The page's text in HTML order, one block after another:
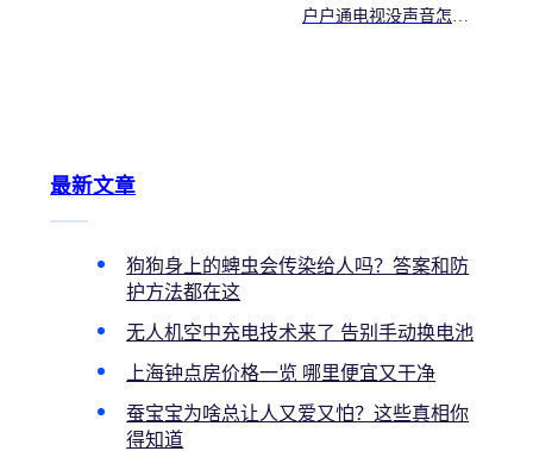
户户通电视没声音怎么
最新文章
狗狗身上的蜱虫会传染给人吗？答案和防
护方法都在这
无人机空中充电技术来了 告别手动换电池
上海钟点房价格一览 哪里便宜又干净
蚕宝宝为啥总让人又爱又怕？这些真相你
得知道